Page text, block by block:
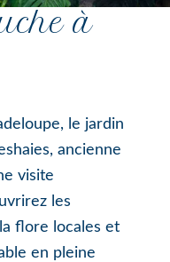
à
le jardin
ancienne
visite
les
flore locales et
en pleine